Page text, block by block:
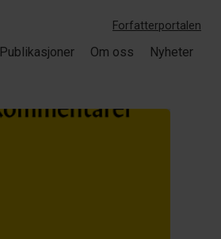
Forfatterportalen
Publikasjoner Om oss Nyheter